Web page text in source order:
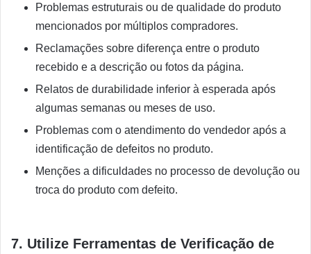
Problemas estruturais ou de qualidade do produto
mencionados por múltiplos compradores.
Reclamações sobre diferença entre o produto
recebido e a descrição ou fotos da página.
Relatos de durabilidade inferior à esperada após
algumas semanas ou meses de uso.
Problemas com o atendimento do vendedor após a
identificação de defeitos no produto.
Menções a dificuldades no processo de devolução ou
troca do produto com defeito.
7. Utilize Ferramentas de Verificação de